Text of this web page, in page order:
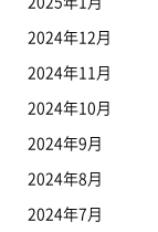
2024年12月
2024年11月
2024年10月
2024年9月
2024年8月
2024年7月